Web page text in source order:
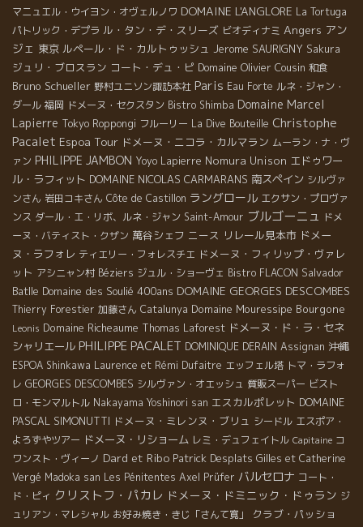
マニュエル・ウイヨン・オヴェルノワ DOMAINE L'ANGLORE La Tortuga
パトリック・デプラ ル・タン・デ・スリーズ ビオディナミ Angers アン
ジェ 東京 ルペール・ド・カルトゥッシュ Jerome SAURIGNY Sakura
ジュリ・ブロスラン コート・デュ・ピ Domaine Olivier Cousin 和食
Bruno Schueller 野村ユニソン諏訪本社 Paris Eau Forte ルネ・ジャン・
ダール 福岡 ドメーヌ・セクスタン Bistro Shimba Domaine Marcel
Lapierre Tokyo Roppongi フルーリー La Dive Bouteille Christophe
Pacalet Espoa Tour ドメーヌ・ニコラ・カルマラン ムーラン・ナ・ヴ
ァン PHILIPPE JAMBON Yoyo Lapierre Nomura Unison エドゥワー
ル・ラフィット DOMAINE NICOLAS CARMARANS 南スペイン シルヴァ
ンさん 岩田コキさん Côte de Castillon ラングロール エクサン・プロヴァ
ンス ダール・エ・リボ、ルネ・ジャン Saint-Amour ブルゴーニュ ドメ
ーヌ・バティスト・クザン 萬谷シェフ ニース リレール見本市 ドメー
ヌ・ラフォレ ティエリー・フォレスチエ ドメーヌ・フィリップ・ヴァレ
ット アシニャン村 Béziers ジュル・ショーヴェ Bistro FLACON Salvador
Batlle Domaine des Soulié 400ans DOMAINE GEORGES DESCOMBES
Thierry Forestier 加藤さん Catalunya Domaine Mouressipe Bourgone
Leonis Domaine Richeaume Thomas Laforest ドメーヌ・ド・ラ・セネ
シャリエール PHILIPPE PACALET DOMINIQUE DERAIN Assignan 沖縄
ESPOA Shinkawa Laurence et Rémi Dufaitre エッフェル塔 トマ・ラフォ
レ GEORGES DESCOMBES シルヴァン・オエッシュ 質販スーパー ビスト
ロ・モンマルトル Nakayama Yoshinori san エスカルポレット DOMAINE
PASCAL SIMONUTTI ドメーヌ・ミレンヌ・ブリュ シードル エスポア・
よろずやツアー ドメーヌ・リショーム レミ・デュフェイトル Capitaine コ
ワンスト・ヴィーノ Dard et Ribo Patrick Desplats Gilles et Catherine
Vergé Madoka san Les Pénitentes Axel Prüfer バルセロナ コート・
ド・ピィ クリストフ・パカレ ドメーヌ・ドミニック・ドゥラン ジ
ュリアン・マレシャル お好み焼き・きじ「さんて寛」
クラブ・パッショ